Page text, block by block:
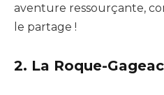
aventure ressourçante,
le partage !
2. La Roque-Gageac